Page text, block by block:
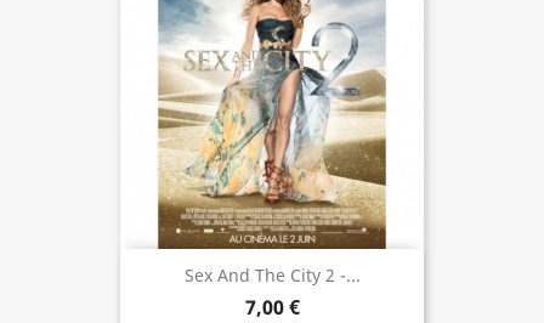
Sex And The City 2 -...
7,00 €